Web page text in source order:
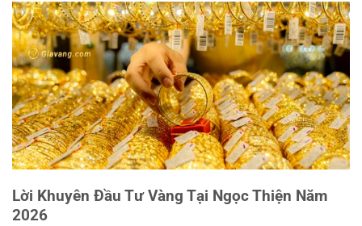
Lời Khuyên Đầu Tư Vàng Tại Ngọc Thiện Năm
2026